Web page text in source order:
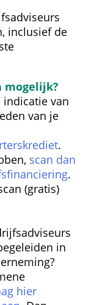
inclusief de
mogelijk?
indicatie van
van je
.
scan dan
.
(gratis)
in
hier